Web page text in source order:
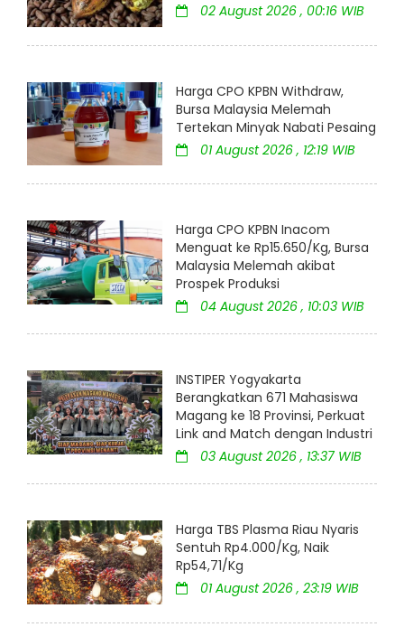
02 August 2026 , 00:16 WIB
Harga CPO KPBN Withdraw,
Bursa Malaysia Melemah
Tertekan Minyak Nabati Pesaing
01 August 2026 , 12:19 WIB
Harga CPO KPBN Inacom
Menguat ke Rp15.650/Kg, Bursa
Malaysia Melemah akibat
Prospek Produksi
04 August 2026 , 10:03 WIB
INSTIPER Yogyakarta
Berangkatkan 671 Mahasiswa
Magang ke 18 Provinsi, Perkuat
Link and Match dengan Industri
03 August 2026 , 13:37 WIB
Harga TBS Plasma Riau Nyaris
Sentuh Rp4.000/Kg, Naik
Rp54,71/Kg
01 August 2026 , 23:19 WIB